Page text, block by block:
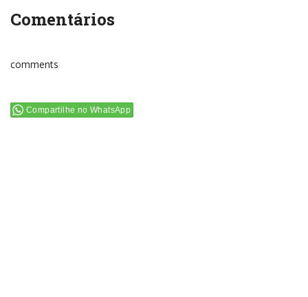
Comentários
comments
Compartilhe no WhatsApp